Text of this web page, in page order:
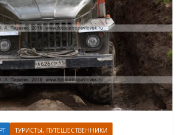
ТУРИСТЫ, ПУТЕШЕСТВЕННИКИ